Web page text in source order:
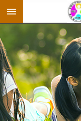
跳到主要內容區塊